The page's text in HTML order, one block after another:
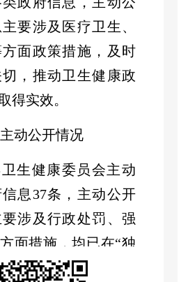
要涉及医疗卫生、
面政策措施，及时
，推动卫生健康政
得实效。
主动公开情况
卫生健康委员会主动
息37条，主动公开
涉及行政处罚、强
面措施，均已在“独
府网”门户网站上公